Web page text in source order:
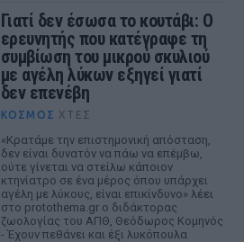
Γιατί δεν έσωσα το κουτάβι: Ο
ερευνητής που κατέγραφε τη
συμβίωση του μικρού σκυλιού
με αγέλη λύκων εξηγεί γιατί
δεν επενέβη
ΚΌΣΜΟΣ ΧΤΕΣ
«Κρατάμε την επιστημονική απόσταση,
δεν είναι δυνατόν να πάω να επέμβω,
ούτε γίνεται να στείλω κάποιον
κτηνίατρο σε ένα μέρος όπου υπάρχει
αγέλη με λύκους, είναι επικίνδυνο» λέει
στο protothema.gr ο διδάκτορας
ζωολογίας του ΑΠΘ, Θεόδωρος Κομηνός
- Έχουν πεθάνει και έξι λυκόπουλα